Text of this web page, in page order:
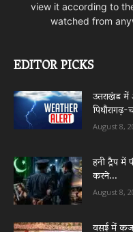
view it according to
watched from
EDITOR PICKS
उत्तराखंड
August 8,
हनी ट्रैप
करने...
August 8,